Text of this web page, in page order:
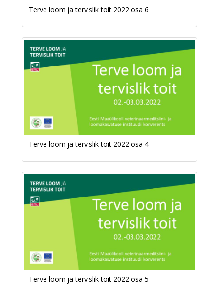
Terve loom ja tervislik toit 2022 osa 6
Terve loom ja tervislik toit 2022 osa 4
Terve loom ja tervislik toit 2022 osa 5